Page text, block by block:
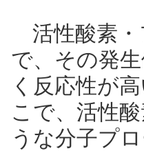
活性酸素・
で、その発
く反応性が
こで、活性
うな分子プ